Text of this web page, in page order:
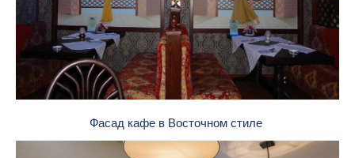
Фасад кафе в Восточном стиле